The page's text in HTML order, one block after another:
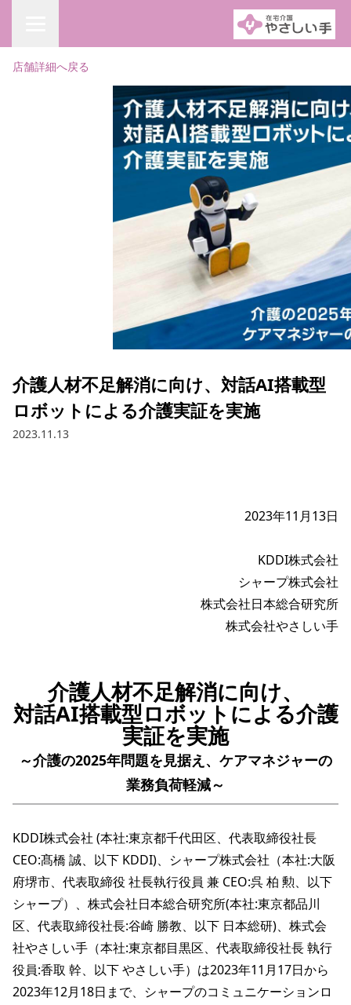
店舗詳細へ戻る
介護人材不足解消に向け、対話AI搭載型
ロボットによる介護実証を実施
2023.11.13
2023年11月13日
KDDI株式会社
シャープ株式会社
株式会社日本総合研究所
介護人材不足解消に向け、
対話AI搭載型ロボットによる介護
実証を実施
～介護の2025年問題を見据え、ケアマネジャーの
業務負荷軽減～
KDDI株式会社 (本社:東京都千代田区、代表取締役社長
CEO:髙橋 誠、以下 KDDI)、シャープ株式会社（本社:大阪
府堺市、代表取締役 社長執行役員 兼 CEO:呉 柏 勲、以下
シャープ）、株式会社日本総合研究所(本社:東京都品川
区、代表取締役社長:谷崎 勝教、以下 日本総研)、株式会
社やさしい手（本社:東京都目黒区、代表取締役社長 執行
役員:香取 幹、以下 やさしい手）は2023年11月17日から
2023年12月18日まで、シャープのコミュニケーションロ